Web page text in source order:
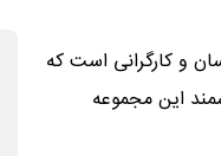
و کارگرانی است که
این مجموعه